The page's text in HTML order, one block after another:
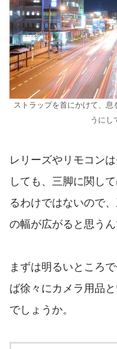
ストラップを首にかけて、息
うにし
レリーズやリモコン
しても、三脚に関し
るわけではないので
の幅が広がると思うん
まずは明るいところ
ば徐々にカメラ用品
でしょうか。